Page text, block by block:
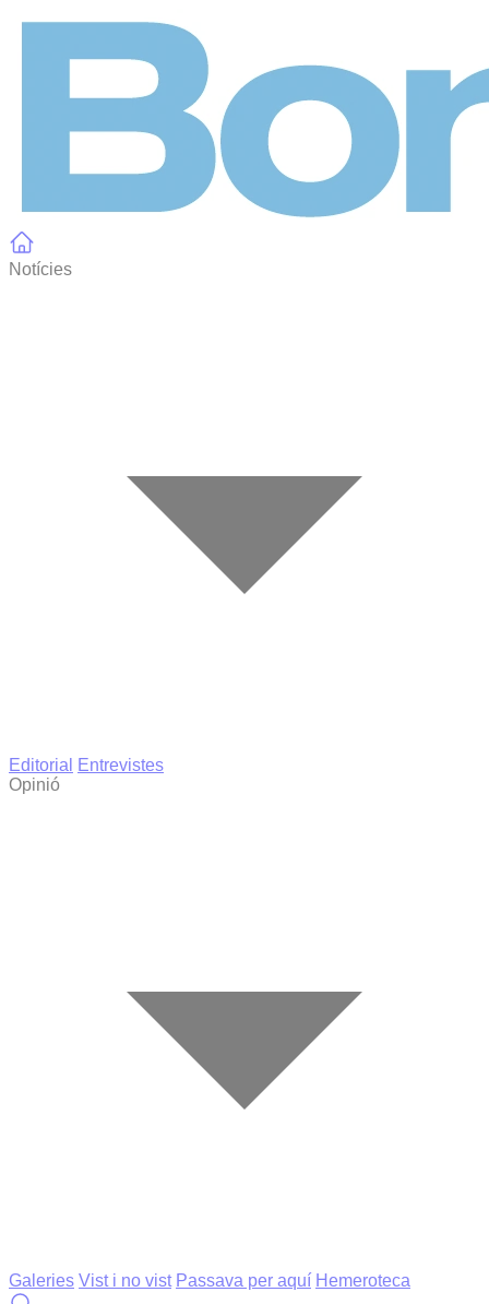
Notícies
Editorial
Entrevistes
Opinió
Galeries Vist i no vist Passava per aquí Hemeroteca